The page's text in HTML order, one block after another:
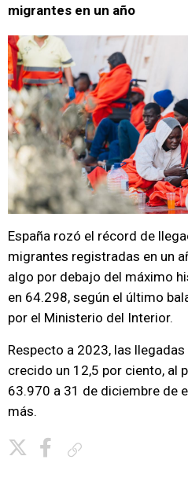
migrantes en un año
España rozó el récord de
migrantes registradas en un
algo por debajo del máximo
en 64.298, según el último
por el Ministerio del Interior.
Respecto a 2023, las
crecido un 12,5 por ciento, al
63.970 a 31 de diciembre de
más.